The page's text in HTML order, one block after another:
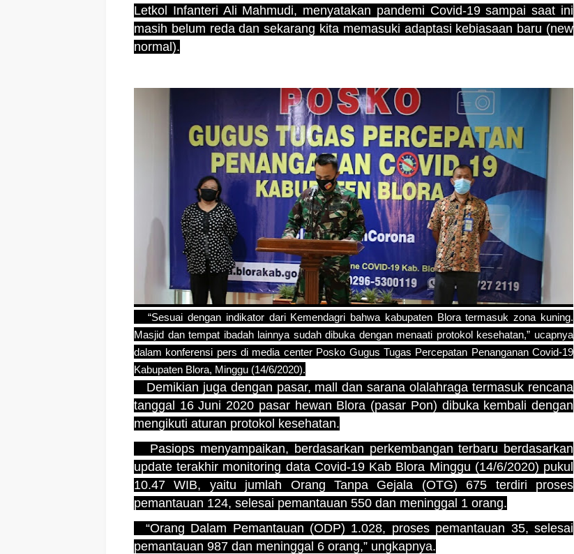
Letkol Infanteri Ali Mahmudi, menyatakan pandemi Covid-19 sampai saat ini
masih belum reda dan sekarang kita memasuki adaptasi kebiasaan baru (new
normal).
“Sesuai dengan indikator dari Kemendagri bahwa kabupaten Blora termasuk zona kuning.
Masjid dan tempat ibadah lainnya sudah dibuka dengan menaati protokol kesehatan,” ucapnya
dalam konferensi pers di media center Posko Gugus Tugas Percepatan Penanganan Covid-19
Kabupaten Blora, Minggu (14/6/2020).
Demikian juga dengan pasar, mall dan sarana olalahraga termasuk rencana
tanggal 16 Juni 2020 pasar hewan Blora (pasar Pon) dibuka kembali dengan
mengikuti aturan protokol kesehatan.
Pasiops menyampaikan, berdasarkan perkembangan terbaru berdasarkan
update terakhir monitoring data Covid-19 Kab Blora Minggu (14/6/2020) pukul
10.47 WIB, yaitu jumlah Orang Tanpa Gejala (OTG) 675 terdiri proses
pemantauan 124, selesai pemantauan 550 dan meninggal 1 orang.
“Orang Dalam Pemantauan (ODP) 1.028, proses pemantauan 35, selesai
pemantauan 987 dan meninggal 6 orang,” ungkapnya.